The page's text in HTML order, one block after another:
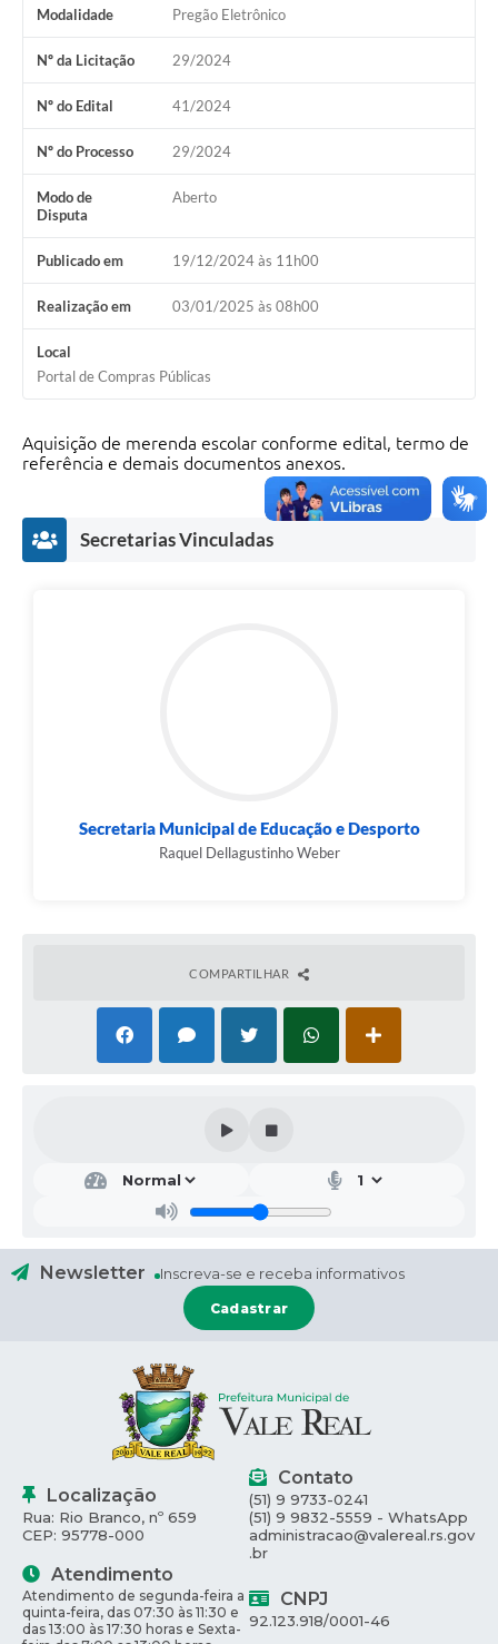
Modalidade Pregão Eletrônico
Nº da Licitação 29/2024
Nº do Edital 41/2024
Nº do Processo 29/2024
Modo de
Disputa
Aberto
Publicado em 19/12/2024 às 11h00
Realização em 03/01/2025 às 08h00
Local
Portal de Compras Públicas
Aquisição de merenda escolar conforme edital, termo de
referência e demais documentos anexos.
Secretarias Vinculadas
Secretaria Municipal de Educação e Desporto
Raquel Dellagustinho Weber
COMPARTILHAR
Newsletter Inscreva-se e receba informativos
Cadastrar
Localização
Rua: Rio Branco, nº 659
CEP: 95778-000
Contato
(51) 9 9733-0241
(51) 9 9832-5559 - WhatsApp
administracao@valereal.rs.gov
.br
Atendimento
Atendimento de segunda-feira a
quinta-feira, das 07:30 às 11:30 e
das 13:00 às 17:30 horas e Sexta-
CNPJ
92.123.918/0001-46